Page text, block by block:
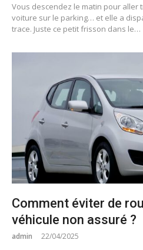
Vous descendez le matin pour aller
voiture sur le parking… et elle a
trace. Juste ce petit frisson dans le…
Comment éviter de
véhicule non assuré ?
admin 22/04/2025